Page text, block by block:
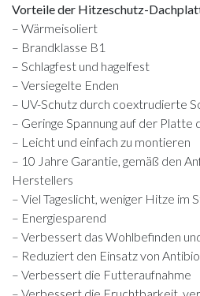
Vorteile der Hitzeschutz-
– Wärmeisoliert
– Brandklasse B1
– Schlagfest und hagelfest
– Versiegelte Enden
– UV-Schutz durch coextrudierte
– Geringe Spannung auf der
– Leicht und einfach zu montieren
– 10 Jahre Garantie, gemäß den
Herstellers
– Viel Tageslicht, weniger Hitze im
– Energiesparend
– Verbessert das Wohlbefinden
– Reduziert den Einsatz von
– Verbessert die Futteraufnahme